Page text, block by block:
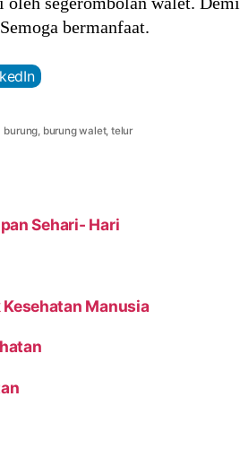
bermanfaat.
burung, burung walet,telur
Sehari- Hari
Manusia